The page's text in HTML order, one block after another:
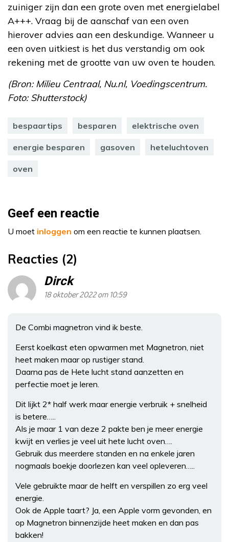
zuiniger zijn dan een grote oven met energielabel
A+++. Vraag bij de aanschaf van een oven
hierover advies aan een deskundige. Wanneer u
een oven uitkiest is het dus verstandig om ook
rekening met de grootte van uw oven te houden.
(Bron: Milieu Centraal, Nu.nl, Voedingscentrum.
Foto: Shutterstock)
bespaartips besparen elektrische oven
energie besparen gasoven heteluchtoven
oven
Geef een reactie
U moet inloggen om een reactie te kunnen plaatsen.
Reacties (2)
Dirck
18 oktober 2022 om 10:59
De Combi magnetron vind ik beste.
Eerst koelkast eten opwarmen met Magnetron, niet
heet maken maar op rustiger stand.
Daarna pas de Hete lucht stand aanzetten en
perfectie moet je leren.
Dit lijkt 2* half werk maar energie verbruik + snelheid
is betere…..
Als je maar 1 van deze 2 pakte ben je meer energie
kwijt en verlies je veel uit hete lucht oven….
Gebruik dus meerdere standen en na enkele jaren
nogmaals boekje doorlezen kan veel opleveren…..
Vele gebruikte maar de helft en verspillen zo erg veel
energie.
Ook de Apple taart? Ja, een Apple vorm gevonden, en
op Magnetron binnenzijde heet maken en dan pas
bakken!